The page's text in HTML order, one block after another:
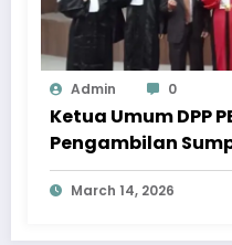
Admin 0
Ketua Umum DPP
Pengambilan
Pengadilan Tinggi
March 14, 2026